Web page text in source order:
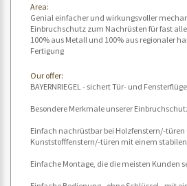
Area:
Genial einfacher und wirkungsvoller
Einbruchschutz zum Nachrüsten für fast
100% aus Metall und 100% aus regionaler
Fertigung
Our offer:
BAYERNRIEGEL - sichert Tür- und
Besondere Merkmale unserer
Einfach nachrüstbar bei Holzfenstern/-türen
Kunststofffenstern/-türen mit einem
Einfache Montage, die die meisten Kunden